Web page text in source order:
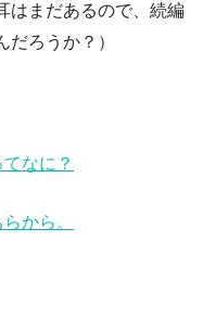
はまだあるので、続編
ろうか？）
なに？
から。